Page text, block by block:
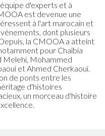
d'experts et à
est devenue une
à l'art marocain et
dont plusieurs
la CMOOA a atteint
pour Chaïbia
Melehi, Mohammed
et Ahmed Cherkaoui.
de ponts entre les
d'histoires
un morceau d'histoire